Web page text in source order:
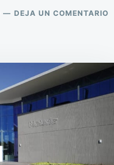
DEJA UN COMENTARIO